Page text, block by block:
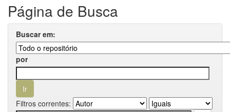
Página de Busca
Buscar em:
por
Filtros correntes: